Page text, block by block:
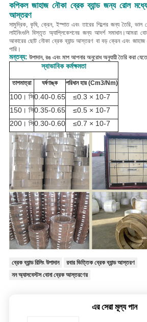
কপিকল জাহাজ নৌকা ব্রেক ব্যান্ড জন্য রোল মধ্যে
আস্তরণ
সামুদ্রিক, কৃষি, ক্রেন, ইস্পাত এবং তারের শিল্পের জন্য তৈরি, ভাল
লাইনিংগুলি বিস্তৃত অ্যাপ্লিকেশনের জন্য আদর্শ সমাধান।আমরা
আকারের ছোট নৌকা ব্রেক ব্যান্ড আস্তরণ বা বড় ক্রেন এবং
পারি।
মন্তব্য: উপাদান, রঙ এবং মাপ আপনার অনুরোধ অনুযায়ী তৈরি করা
স্বাভাবিক কর্মক্ষমতা
তাপমাত্রা ঘর্ষণাঙ্ক পরিধান হার (Cm3/Nm)
100। সি0.40-0.65 ≤0.3 × 10-7
150। সি0.35-0.65 ≤0.5 × 10-7
200। সি0.30-0.60 ≤0.7 × 10-7
ব্রেক ব্যান্ড রিলিং উপাদান
রবার ভিত্তিক ব্রেক ব্যান্ড আস্তরণ
নন অ্যাসবেস্টস বোনা ব্রেক আস্তরণের
এর সেরা মূল্য পান